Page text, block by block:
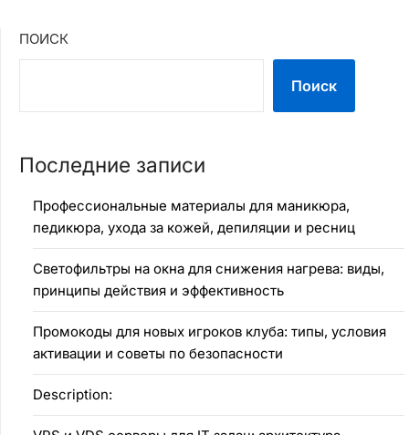
ПОИСК
Поиск
Последние записи
Профессиональные материалы для маникюра,
педикюра, ухода за кожей, депиляции и ресниц
Светофильтры на окна для снижения нагрева: виды,
принципы действия и эффективность
Промокоды для новых игроков клуба: типы, условия
активации и советы по безопасности
Description: